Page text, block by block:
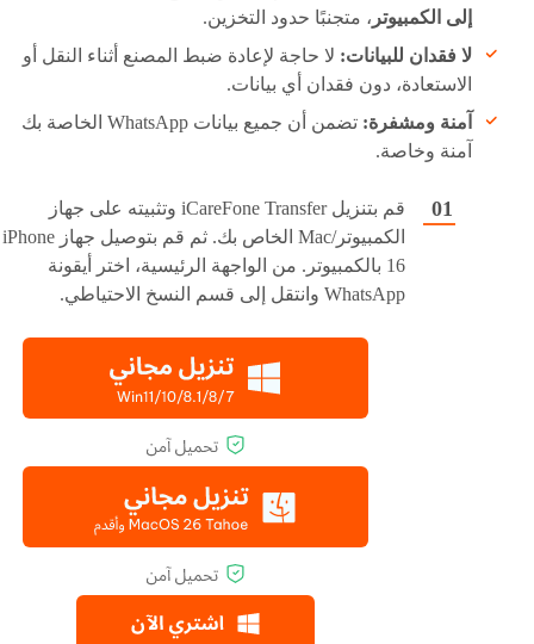
إلى الكمبيوتر ، متجنبًا حدود التخزين.
لا فقدان للبيانات: لا حاجة لإعادة ضبط المصنع أثناء النقل أو
الاستعادة، دون فقدان أي بيانات.
آمنة ومشفرة:
تضمن أن جميع بيانات WhatsApp الخاصة بك
آمنة وخاصة.
قم بتنزيل iCareFone Transfer وتثبيته على جهاز
الكمبيوتر/Mac الخاص بك. ثم قم بتوصيل جهاز iPhone
16 بالكمبيوتر. من الواجهة الرئيسية، اختر أيقونة
WhatsApp وانتقل إلى قسم النسخ الاحتياطي.